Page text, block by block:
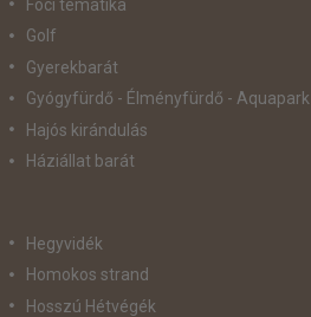
Foci tematika
Golf
Gyerekbarát
Gyógyfürdő - Élményfürdő - Aquapark
Hajós kirándulás
Háziállat barát
Hegyvidék
Homokos strand
Hosszú Hétvégék